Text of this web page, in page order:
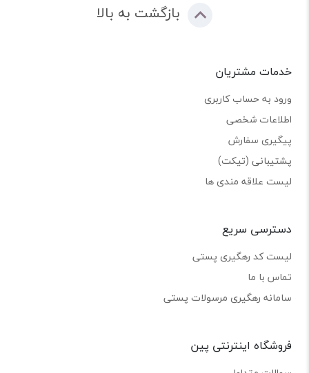
بازگشت به بالا
خدمات مشتریان
ورود به حساب کاربری
اطلاعات شخصی
پیگیری سفارش
پشتیبانی (تیکت)
لیست علاقه مندی ها
دسترسی سریع
لیست کد رهگیری پستی
تماس با ما
سامانه رهگیری مرسولات پستی
فروشگاه اینترنتی پین